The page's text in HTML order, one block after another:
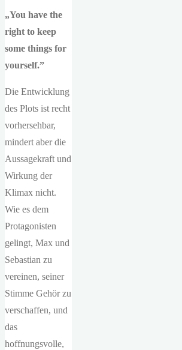
„You have the
right to keep
some things for
yourself.”
Die Entwicklung
des Plots ist recht
vorhersehbar,
mindert aber die
Aussagekraft und
Wirkung der
Klimax nicht.
Wie es dem
Protagonisten
gelingt, Max und
Sebastian zu
vereinen, seiner
Stimme Gehör zu
verschaffen, und
das
hoffnungsvolle,